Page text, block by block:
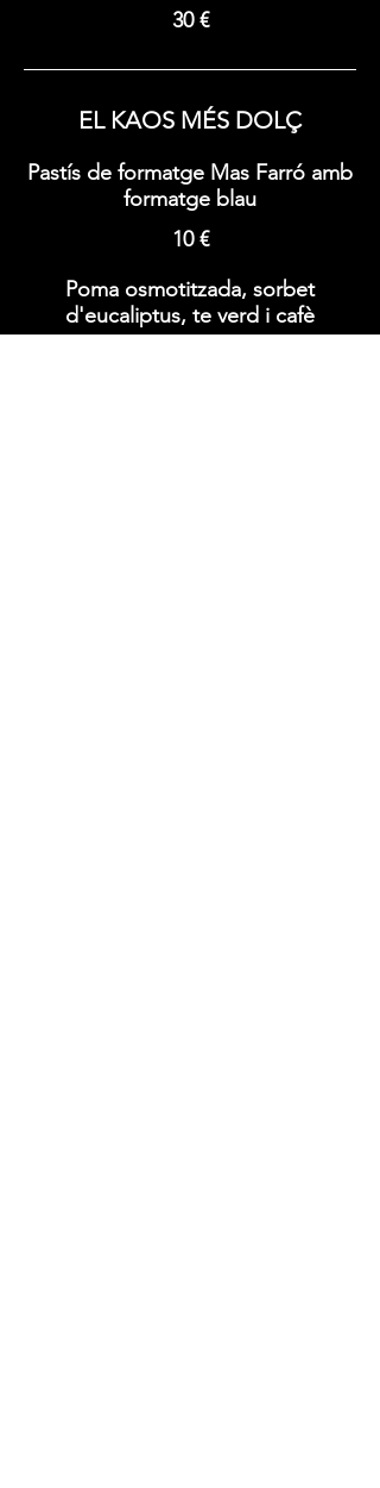
30 €
EL KAOS MÉS DOLÇ
Pastís de formatge Mas Farró amb
formatge blau
10 €
Poma osmotitzada, sorbet
d'eucaliptus, te verd i cafè